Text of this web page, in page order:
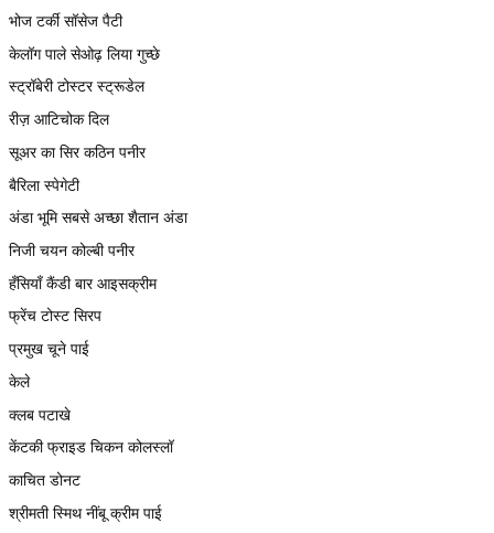
भोज टर्की सॉसेज पैटी
केलॉग पाले सेओढ़ लिया गुच्छे
स्ट्रॉबेरी टोस्टर स्ट्रूडेल
रीज़ आटिचोक दिल
सूअर का सिर कठिन पनीर
बैरिला स्पेगेटी
अंडा भूमि सबसे अच्छा शैतान अंडा
निजी चयन कोल्बी पनीर
हँसियाँ कैंडी बार आइसक्रीम
फ्रेंच टोस्ट सिरप
प्रमुख चूने पाई
केले
क्लब पटाखे
केंटकी फ्राइड चिकन कोलस्लॉ
काचित डोनट
श्रीमती स्मिथ नींबू क्रीम पाई